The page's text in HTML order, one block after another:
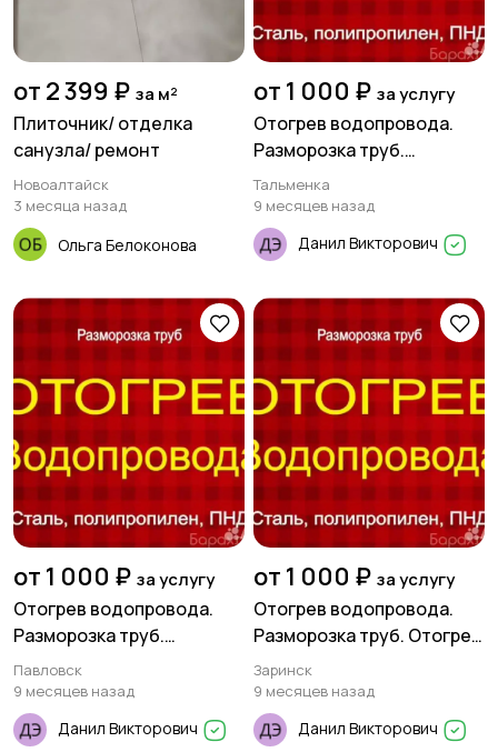
от 2 399 ₽ за м²
Плиточник/ отделка
санузла/ ремонт
Новоалтайск
3 месяца назад
Ольга Белоконова
от 1 000 ₽ за услугу
Отогрев водопровода.
Разморозка труб.
Прочистка канализации
Тальменка
9 месяцев назад
Данил Викторович
от 1 000 ₽ за услугу
Отогрев водопровода.
Разморозка труб.
Прочистка канализации
Павловск
9 месяцев назад
Данил Викторович
от 1 000 ₽ за услугу
Отогрев водопровода.
Разморозка труб. Отогрев
канализации.
Заринск
9 месяцев назад
Данил Викторович